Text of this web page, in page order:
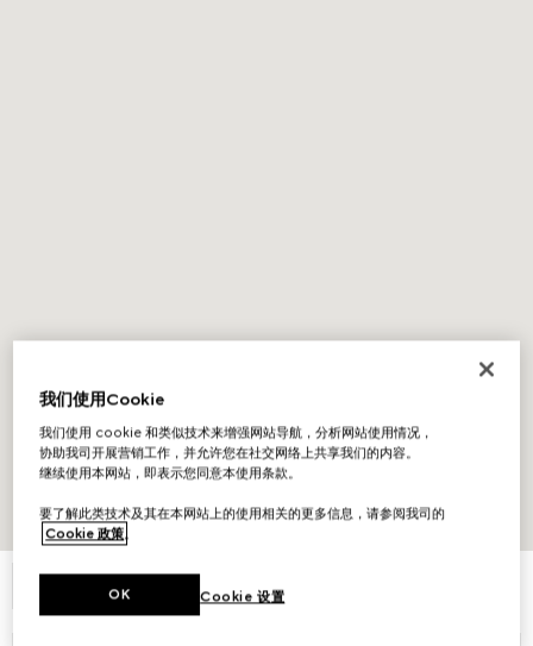
展开地图
我们使用Cookie
我们使用 cookie 和类似技术来增强网站导航，分析网站使用情况，
协助我司开展营销工作，并允许您在社交网络上共享我们的内容。
继续使用本网站，即表示您同意本使用条款。
要了解此类技术及其在本网站上的使用相关的更多信息，请参阅我司的
Cookie 政策。
Cookie 设置
OK